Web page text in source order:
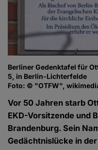
Berliner Gedenktafel für
5, in Berlin-Lichterfelde
Foto: © "OTFW",
Vor 50 Jahren starb
EKD-Vorsitzende und
Brandenburg. Sein
Gedächtnislücke in